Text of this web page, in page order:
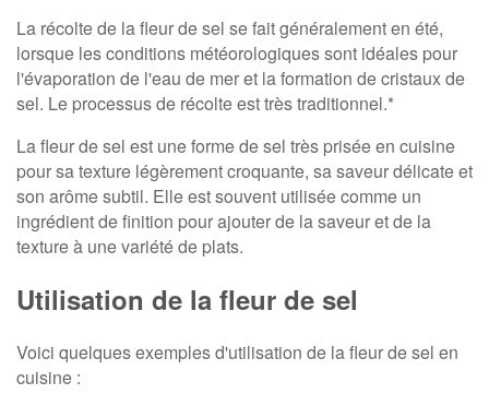
La récolte de la fleur de sel se fait généralement en été,
lorsque les conditions météorologiques sont idéales pour
l'évaporation de l'eau de mer et la formation de cristaux de
sel. Le processus de récolte est très traditionnel.*
La fleur de sel est une forme de sel très prisée en cuisine
pour sa texture légèrement croquante, sa saveur délicate et
son arôme subtil. Elle est souvent utilisée comme un
ingrédient de finition pour ajouter de la saveur et de la
texture à une variété de plats.
Utilisation de la fleur de sel
Voici quelques exemples d'utilisation de la fleur de sel en
cuisine :